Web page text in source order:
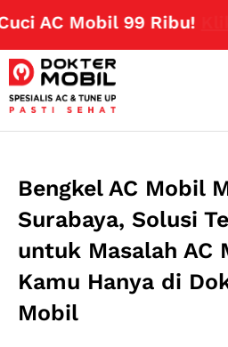
Mobil 99 Ribu!Klik
Bengkel AC Mobil
Surabaya, Solusi
untuk Masalah AC
Kamu Hanya di
Mobil